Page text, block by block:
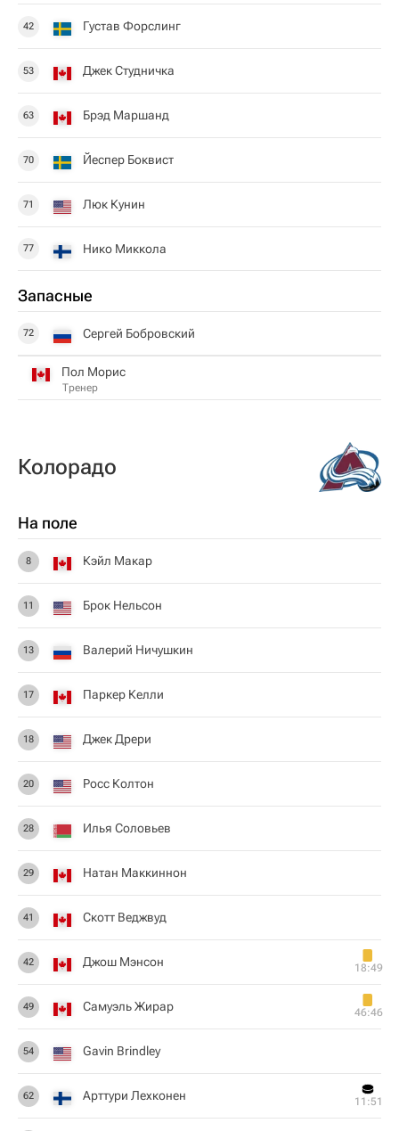
42 Густав Форслинг
53 Джек Студничка
63 Брэд Маршанд
70 Йеспер Боквист
71 Люк Кунин
77 Нико Миккола
Запасные
72 Сергей Бобровский
Пол Морис
Тренер
Колорадо
На поле
8 Кэйл Макар
11 Брок Нельсон
13 Валерий Ничушкин
17 Паркер Келли
18 Джек Дрери
20 Росс Колтон
28 Илья Соловьев
29 Натан Маккиннон
41 Скотт Веджвуд
42 Джош Мэнсон 18:49
49 Самуэль Жирар 46:46
54 Gavin Brindley
62 Арттури Лехконен 11:51